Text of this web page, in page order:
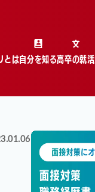
とは 自分を知る高卒の就活